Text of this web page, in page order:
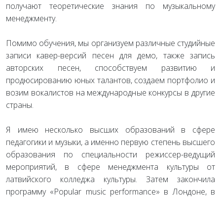
получают теоретические знания по музыкальному
менеджменту.
Помимо обучения, мы организуем различные студийные
записи кавер-версий песен для демо, также запись
авторских песен, способствуем развитию и
продюсированию юных талантов, создаем портфолио и
возим вокалистов на международные конкурсы в другие
страны.
Я имею несколько высших образований в сфере
педагогики и музыки, а именно первую степень высшего
образования по специальности режиссер-ведущий
мероприятий, в сфере менеджмента культуры от
латвийского колледжа культуры. Затем закончила
программу «Popular music performance» в Лондоне, в